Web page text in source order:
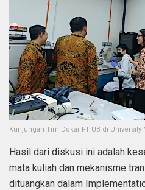
Kunjungan Tim Dokar FT UB di University
Hasil dari diskusi ini adalah
mata kuliah dan mekanisme
dituangkan dalam